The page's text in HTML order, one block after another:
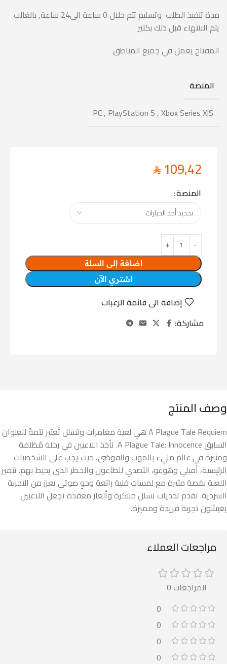
مدة تنفيذ الطلب وتسليم تتم خلال 0 ساعة الى24 ساعة, بالغالب
يتم الانتهاء قبل ذلك بكثير
المفتاح يعمل في جميع المناطق
المنصة
PC, PlayStation 5,Xbox Series X|S
109,42
المنصة
إضافة إلى السلة
اشتري الآن
إضافة الى قائمة الرغبات
مشاركة:
وصف المنتج
A Plague Tale Requiem هي لعبة مغامرات وتسلل تُعتبر تتمةً للعنوان
السابق A Plague Tale: Innocence. تأخذ اللاعبين في رحلة مُظلمة
ومثيرة في عالم مليء بالموت والفوضى، حيث يجب على الشخصيات
الرئيسية، أميلي وهوغو، التصدي للطاعون والخطر الذي يحيط بهم. تتميز
اللعبة بقصة مثيرة مع لمسات فنية رائعة وجوٍ صوتي يعزز من التجربة
السردية. تقدم تحديات تسلل مبتكرة وألغاز معقدة تجعل اللاعبين
يعيشون تجربة فريدة ومميزة.
مراجعات العملاء
المراجعات 0
0
0
0
0